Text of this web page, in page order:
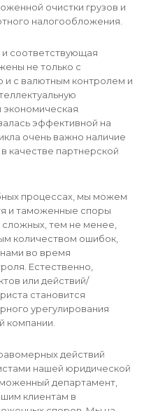
очистки грузов и
налогообложения.
соответствующая
не только с
с валютным контролем и
экономическая
эффективной на
очень важно наличие
качестве партнерской
процессах, мы можем
и таможенные споры
сложных, тем не менее,
количеством ошибок,
во время
Естественно,
или действий/
становится
урегулирования
компании.
действий
нашей юридической
департамент,
клиентам в